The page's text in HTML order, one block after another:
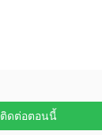
ติดต่อตอนนี้